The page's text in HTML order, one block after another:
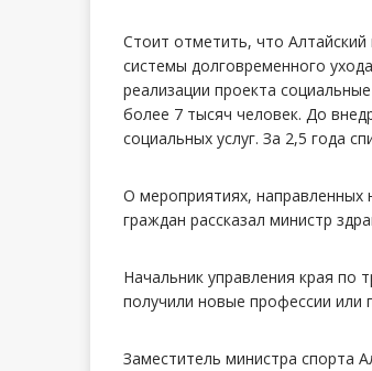
Стоит отметить, что
системы долговременного
реализации проекта
более 7 тысяч человек. До
социальных услуг. За 2,5 года
О мероприятиях,
граждан рассказал министр
Начальник управления края по
получили новые профессии или
Заместитель министра спорта